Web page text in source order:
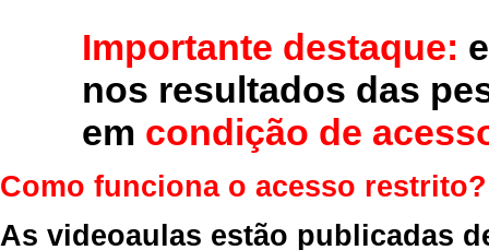
Importante destaque:
nos resultados das
em condição de
Como funciona o acesso restrito?
As videoaulas estão publicadas